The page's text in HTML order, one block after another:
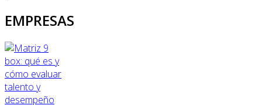
EMPRESAS